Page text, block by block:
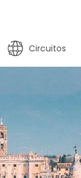
Circuitos